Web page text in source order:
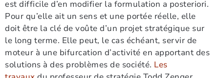
est difficile d’en modifier la formulation a posteriori.
Pour qu’elle ait un sens et une portée réelle, elle
doit être la clé de voûte d’un projet stratégique sur
le long terme. Elle peut, le cas échéant, servir de
moteur à une bifurcation d’activité en apportant des
solutions à des problèmes de société. Les